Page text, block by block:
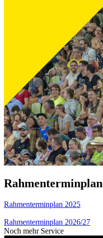
Rahmenterminplan
Rahmenterminplan 2025
Rahmenterminplan 2026/27
Noch mehr Service